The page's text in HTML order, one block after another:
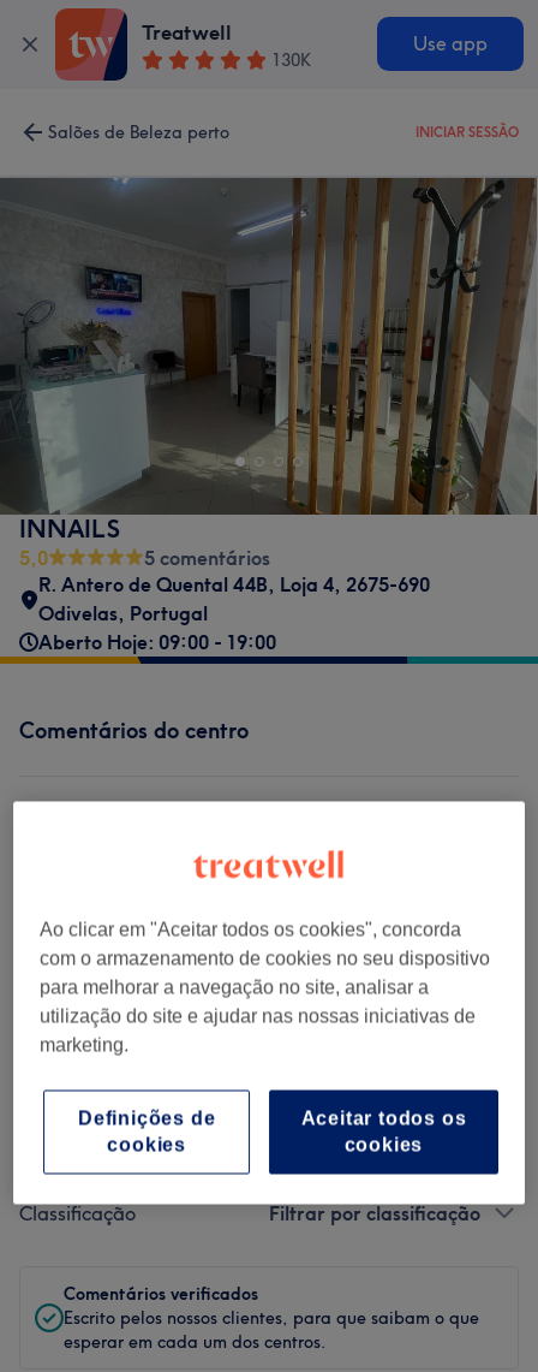
Treatwell
130K
Use app
Salões de Beleza perto INICIAR SESSÃO
INNAILS
5,0
5 comentários
R. Antero de Quental 44B, Loja 4, 2675-690
Odivelas, Portugal
Aberto Hoje: 09:00 - 19:00
Comentários do centro
Ambiente
Empregados
Filtrar Comentários
Classificação Filtrar por classificação
Comentários verificados
Escrito pelos nossos clientes, para que saibam o que
esperar em cada um dos centros.
Ao clicar em "Aceitar todos os cookies", concorda
com o armazenamento de cookies no seu dispositivo
para melhorar a navegação no site, analisar a
utilização do site e ajudar nas nossas iniciativas de
marketing.
Aceitar todos os
cookies
Definições de
cookies